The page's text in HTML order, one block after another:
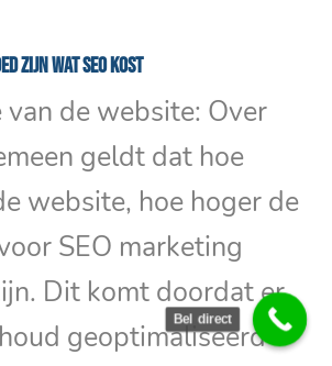
zijn wat SEO kost
de website: Over
geldt dat hoe
website, hoe hoger de
SEO marketing
Dit komt doordat er
geoptimaliseerd
Bel direct